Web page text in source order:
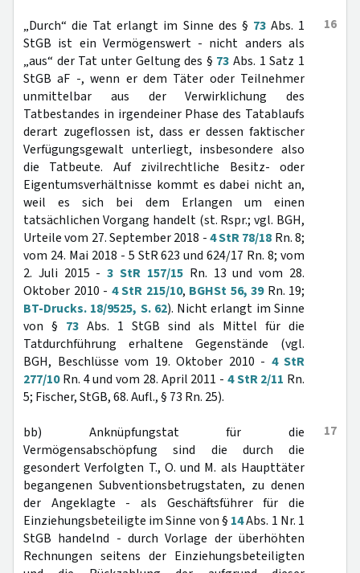
16
„Durch“ die Tat erlangt im Sinne des § 73Abs. 1
StGB ist ein Vermögenswert - nicht anders als
„aus“ der Tat unter Geltung des § 73 Abs. 1 Satz 1
StGB aF -, wenn er dem Täter oder Teilnehmer
unmittelbar aus der Verwirklichung des
Tatbestandes in irgendeiner Phase des Tatablaufs
derart zugeflossen ist, dass er dessen faktischer
Verfügungsgewalt unterliegt, insbesondere also
die Tatbeute. Auf zivilrechtliche Besitz- oder
Eigentumsverhältnisse kommt es dabei nicht an,
weil es sich bei dem Erlangen um einen
tatsächlichen Vorgang handelt (st. Rspr.; vgl. BGH,
Urteile vom 27. September 2018 -4 StR 78/18 Rn. 8;
vom 24. Mai 2018 - 5 StR 623 und 624/17 Rn. 8; vom
2. Juli 2015 -3 StR 157/15Rn. 13 und vom 28.
Oktober 2010 - 4 StR 215/10, BGHSt 56, 39Rn. 19;
BT-Drucks. 18/9525, S. 62). Nicht erlangt im Sinne
von § 73 Abs. 1 StGB sind als Mittel für die
Tatdurchführung erhaltene Gegenstände (vgl.
BGH, Beschlüsse vom 19. Oktober 2010 - 4 StR
277/10Rn. 4 und vom 28. April 2011 - 4 StR 2/11 Rn.
5; Fischer, StGB, 68. Aufl., § 73 Rn. 25).
17
bb) Anknüpfungstat für die
Vermögensabschöpfung sind die durch die
gesondert Verfolgten T., O. und M. als Haupttäter
begangenen Subventionsbetrugstaten, zu denen
der Angeklagte - als Geschäftsführer für die
Einziehungsbeteiligte im Sinne von § 14Abs. 1 Nr. 1
StGB handelnd - durch Vorlage der überhöhten
Rechnungen seitens der Einziehungsbeteiligten